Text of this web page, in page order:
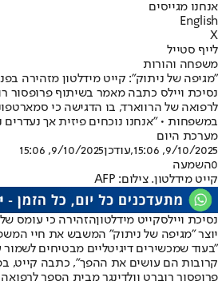
אנחנו מגייסים
English
X
לייף סטייל
משפחה והורות
"מגיפה של ניתוק": קייט מידלטון מזהירה
נסיכת ויילס כתבה מאמר בשיתוף פרופסור
לרפואה של הרווארד, בו הדגישה כי
במשפחות • "אנחנו נוכחים פיזית אך נעדרים
מערכת היום
9/10/2025, 15:06
,עודכן9/10/2025, 15:06
0השמעה
קייט מידלטון. צילום: AFP
נסיכת ויילסקייט מידלטוןהזהירה כי עומס
יוצר "מגיפה של ניתוק" המשבש את חיי
"בעוד שמכשירים דיגיטליים מבטיחים לשמור
קרובות הם עושים את ההפך", כתבה קייט,
פרופסור רוברט וולדינגר מבית הספר